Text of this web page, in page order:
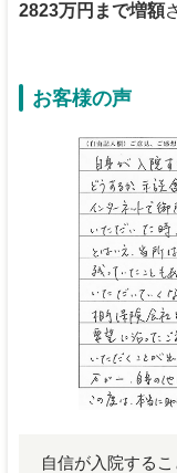
2823万円まで増額
お客様の声
自信が入院する